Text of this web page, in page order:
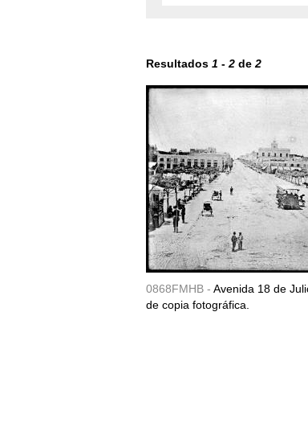
Resultados 1 - 2 de 2
0868FMHB - Avenida 18 de
de copia fotográfica.